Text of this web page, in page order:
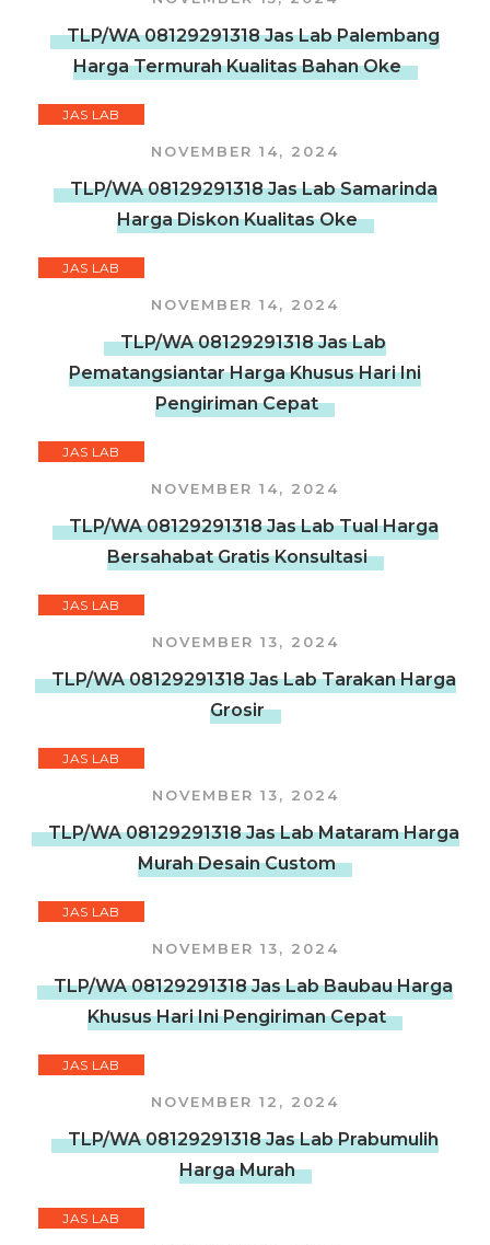
TLP/WA 08129291318 Jas Lab Palembang
Harga Termurah Kualitas Bahan Oke
JAS LAB
NOVEMBER 14, 2024
TLP/WA 08129291318 Jas Lab Samarinda
Harga Diskon Kualitas Oke
JAS LAB
NOVEMBER 14, 2024
TLP/WA 08129291318 Jas Lab
Pematangsiantar Harga Khusus Hari Ini
Pengiriman Cepat
JAS LAB
NOVEMBER 14, 2024
TLP/WA 08129291318 Jas Lab Tual Harga
Bersahabat Gratis Konsultasi
JAS LAB
NOVEMBER 13, 2024
TLP/WA 08129291318 Jas Lab Tarakan Harga
Grosir
JAS LAB
NOVEMBER 13, 2024
TLP/WA 08129291318 Jas Lab Mataram Harga
Murah Desain Custom
JAS LAB
NOVEMBER 13, 2024
TLP/WA 08129291318 Jas Lab Baubau Harga
Khusus Hari Ini Pengiriman Cepat
JAS LAB
NOVEMBER 12, 2024
TLP/WA 08129291318 Jas Lab Prabumulih
Harga Murah
JAS LAB